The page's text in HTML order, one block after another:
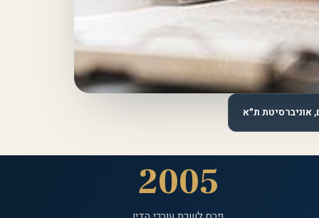
אוניברסיטת ת״א
2005